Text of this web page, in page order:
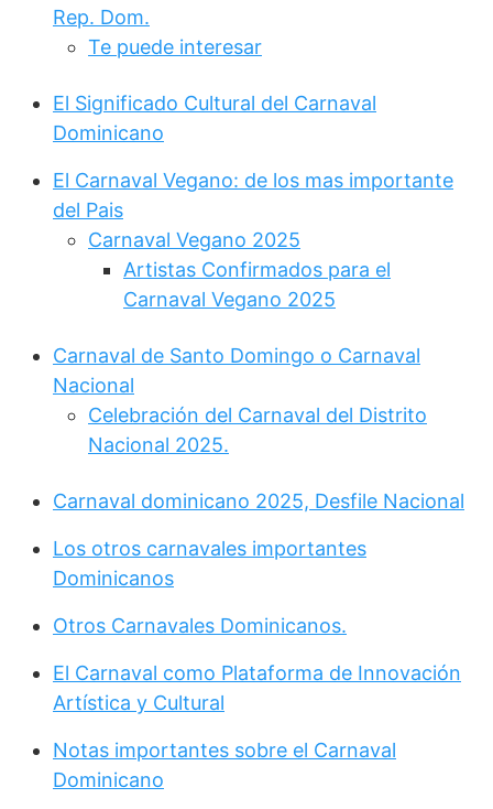
Rep. Dom.
Te puede interesar
El Significado Cultural del Carnaval
Dominicano
El Carnaval Vegano: de los mas importante
del Pais
Carnaval Vegano 2025
Artistas Confirmados para el
Carnaval Vegano 2025
Carnaval de Santo Domingo o Carnaval
Nacional
Celebración del Carnaval del Distrito
Nacional 2025.
Carnaval dominicano 2025, Desfile Nacional
Los otros carnavales importantes
Dominicanos
Otros Carnavales Dominicanos.
El Carnaval como Plataforma de Innovación
Artística y Cultural
Notas importantes sobre el Carnaval
Dominicano